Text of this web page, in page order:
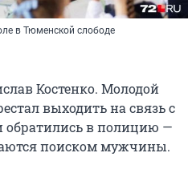
в Тюменской слободе
Костенко. Молодой
выходить на связь с
в полицию —
поиском мужчины.